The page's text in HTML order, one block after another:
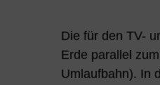
Die für den TV-
Erde parallel
Umlaufbahn). In